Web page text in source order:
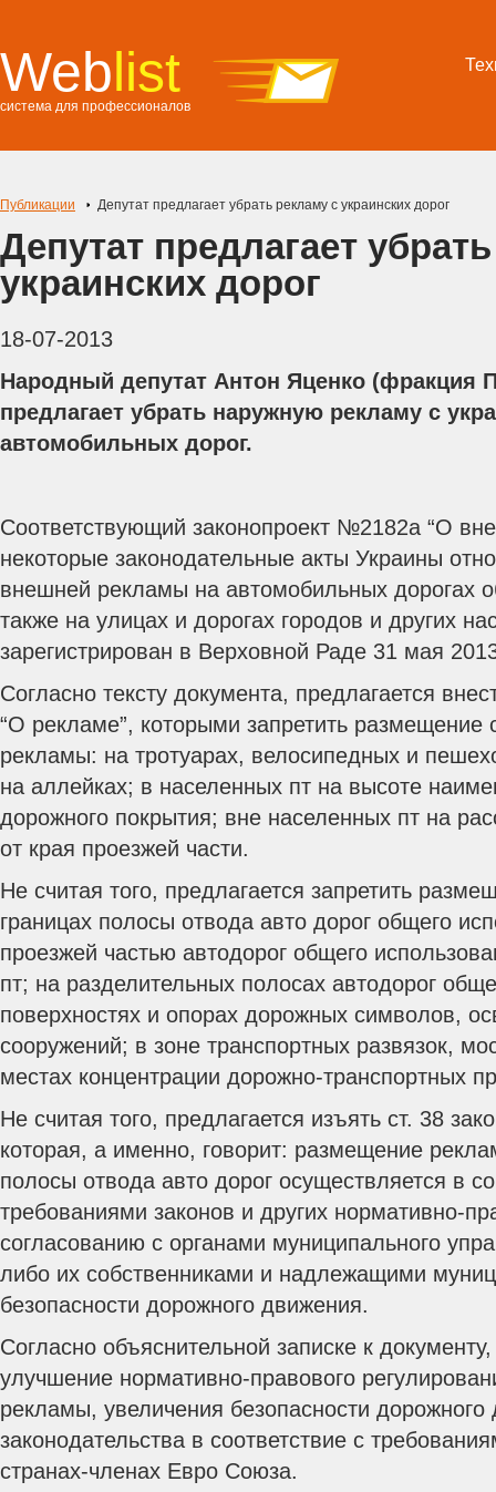
Weblist
система для профессионалов
Публикации Депутат предлагает убрать рекламу с украинских дорог
Депутат предлагает
украинских дорог
18-07-2013
Народный депутат Антон Яценко (фракция
предлагает убрать наружную рекламу с
автомобильных дорог.
Соответствующий законопроект №2182а “О
некоторые законодательные акты Украины
внешней рекламы на автомобильных дорогах
также на улицах и дорогах городов и других
зарегистрирован в Верховной Раде 31 мая
Согласно тексту документа, предлагается
“О рекламе”, которыми запретить размещение
рекламы: на тротуарах, велосипедных и
на аллейках; в населенных пт на высоте
дорожного покрытия; вне населенных пт на
от края проезжей части.
Не считая того, предлагается запретить
границах полосы отвода авто дорог общего
проезжей частью автодорог общего
пт; на разделительных полосах автодорог
поверхностях и опорах дорожных символов,
сооружений; в зоне транспортных развязок,
местах концентрации дорожно-транспортных
Не считая того, предлагается изъять ст. 38
которая, а именно, говорит: размещение
полосы отвода авто дорог осуществляется в
требованиями законов и других нормативно-
согласованию с органами муниципального
либо их собственниками и надлежащими
безопасности дорожного движения.
Согласно объяснительной записке к
улучшение нормативно-правового
рекламы, увеличения безопасности
законодательства в соответствие с
странах-членах Евро Союза.